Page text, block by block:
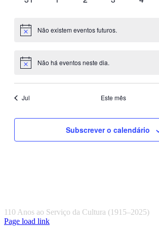
Aviso Não existem eventos futuros.
Aviso Não há eventos neste dia.
Jul Este mês
Subscrever o calendário
110 Anos ao Serviço da Cultura (1915–2025)
Facebook
Instagram
YouTube
Page load link